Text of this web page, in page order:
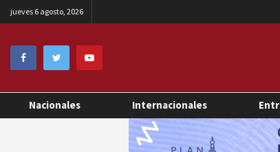
jueves 6 agosto, 2026
Nacionales Internacionales